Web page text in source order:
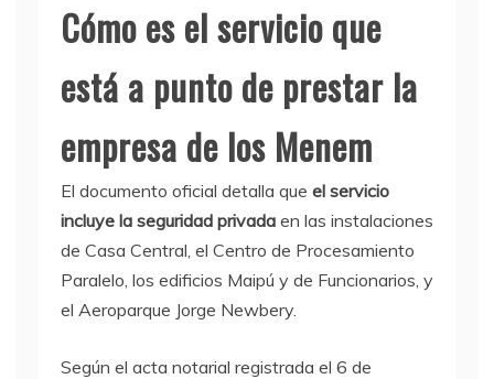
Cómo es el servicio que
está a punto de prestar la
empresa de los Menem
El documento oficial detalla que el servicio
incluye la seguridad privada en las instalaciones
de Casa Central, el Centro de Procesamiento
Paralelo, los edificios Maipú y de Funcionarios, y
el Aeroparque Jorge Newbery.
Según el acta notarial registrada el 6 de